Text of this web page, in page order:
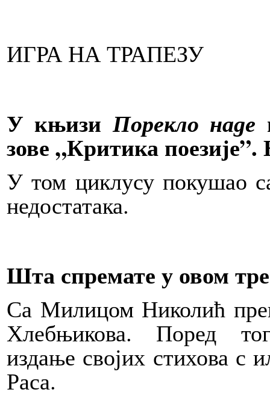
ИГРА НА ТРАПЕЗУ
У књизиПорекло наде
зове „Критика поезије”.
У том циклусу покушао
недостатака.
Шта спремате у овом
Са Милицом Николић
Хлебњикова. Поред
издање својих стихова с
Раса.